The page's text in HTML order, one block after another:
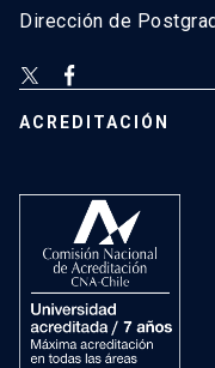
Dirección de
ACREDITACIÓN